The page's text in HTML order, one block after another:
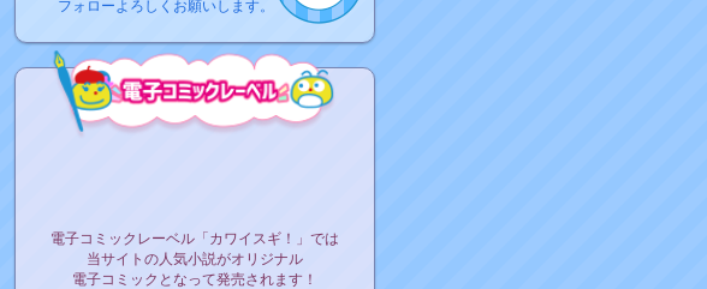
フォローよろしくお願いします。
電子コミックレーベル「カワイスギ！」では
当サイトの人気小説がオリジナル
電子コミックとなって発売されます！